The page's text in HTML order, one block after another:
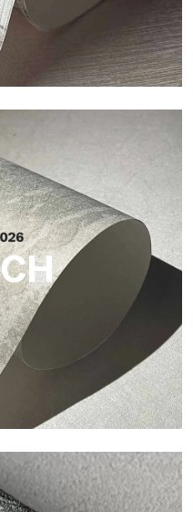
Fasern, mit einer
Balance, Tiefe und eine